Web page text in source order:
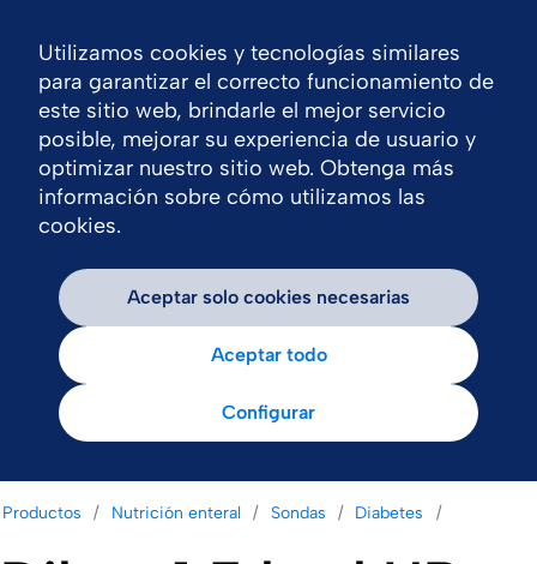
Productos Nutrición enteral Sondas Diabetes
Utilizamos cookies y tecnologías similares
para garantizar el correcto funcionamiento de
este sitio web, brindarle el mejor servicio
posible, mejorar su experiencia de usuario y
optimizar nuestro sitio web. Obtenga más
información sobre cómo utilizamos las
cookies.
Aceptar solo cookies necesarias
Aceptar todo
Configurar